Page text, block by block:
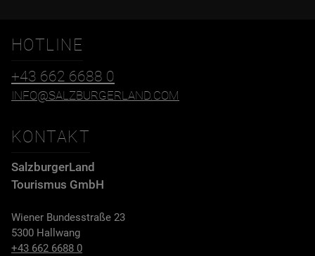
HOTLINE
+43 662 6688 0
INFO@SALZBURGERLAND.COM
KONTAKT
SalzburgerLand
Tourismus GmbH
Wiener Bundesstraße 23
5300 Hallwang
+43 662 6688 0